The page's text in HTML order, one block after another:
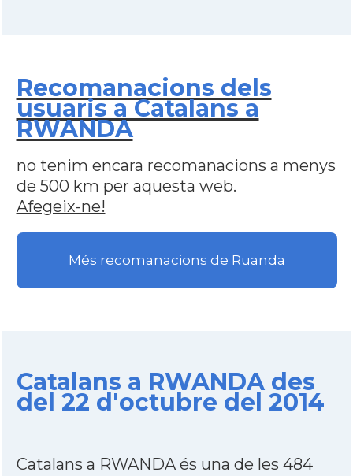
Recomanacions dels
usuaris a Catalans a
RWANDA
no tenim encara recomanacions a menys
de 500 km per aquesta web.
Afegeix-ne!
Més recomanacions de Ruanda
Catalans a RWANDA des
del 22 d'octubre del 2014
Catalans a RWANDA és una de les 484